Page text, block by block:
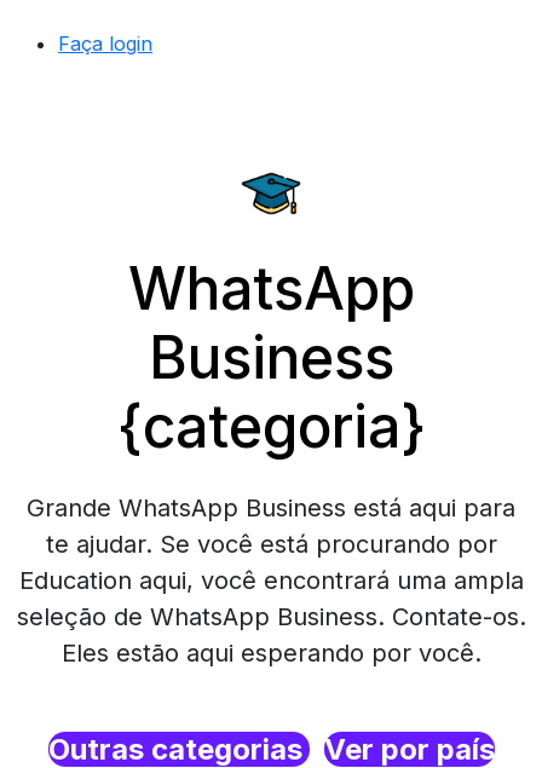
Faça login
WhatsApp
Business
{categoria}
Grande WhatsApp Business está aqui para
te ajudar. Se você está procurando por
Education aqui, você encontrará uma ampla
seleção de WhatsApp Business. Contate-os.
Eles estão aqui esperando por você.
Outras categorias Ver por país